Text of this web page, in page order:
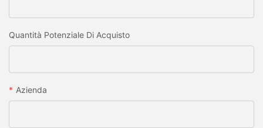
Quantità Potenziale Di Acquisto
Azienda